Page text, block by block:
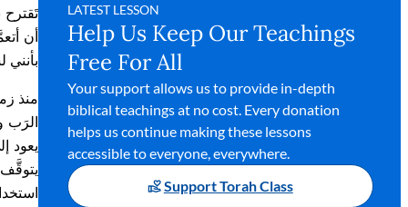
أن
منذ
الرَب
يعود
LATEST LESSON
Help Us Keep Our Teachings
Free For All
Your support allows us to provide in-depth
biblical teachings at no cost. Every donation
helps us continue making these lessons
accessible to everyone, everywhere.
Support Torah Class